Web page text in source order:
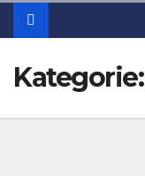
Kategorie: